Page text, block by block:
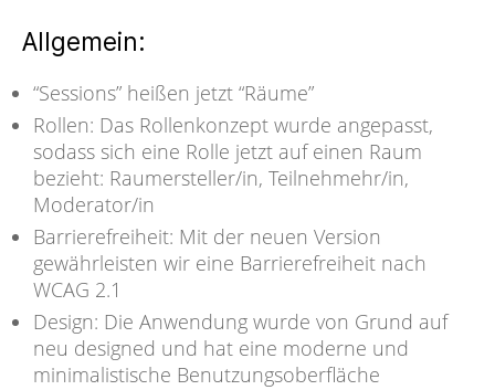
Allgemein:
“Sessions” heißen jetzt “Räume”
Rollen: Das Rollenkonzept wurde angepasst,
sodass sich eine Rolle jetzt auf einen Raum
bezieht: Raumersteller/in, Teilnehmehr/in,
Moderator/in
Barrierefreiheit: Mit der neuen Version
gewährleisten wir eine Barrierefreiheit nach
WCAG 2.1
Design: Die Anwendung wurde von Grund auf
neu designed und hat eine moderne und
minimalistische Benutzungsoberfläche